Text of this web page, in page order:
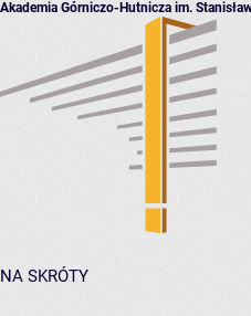
Akademia Górniczo-Hutnicza im.
NA SKRÓTY